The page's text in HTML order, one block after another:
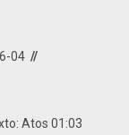
04
Atos 01:03